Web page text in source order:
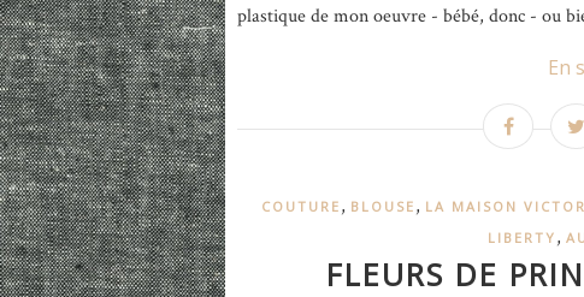
plastique de mon oeuvre - bébé, donc - ou
En
COUTURE , BLOUSE , LA MAISON VICTOR
LIBERTY ,
FLEURS DE